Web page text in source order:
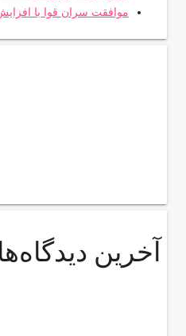
موافقت سران قوا با
آخرین دیدگاه‌ها